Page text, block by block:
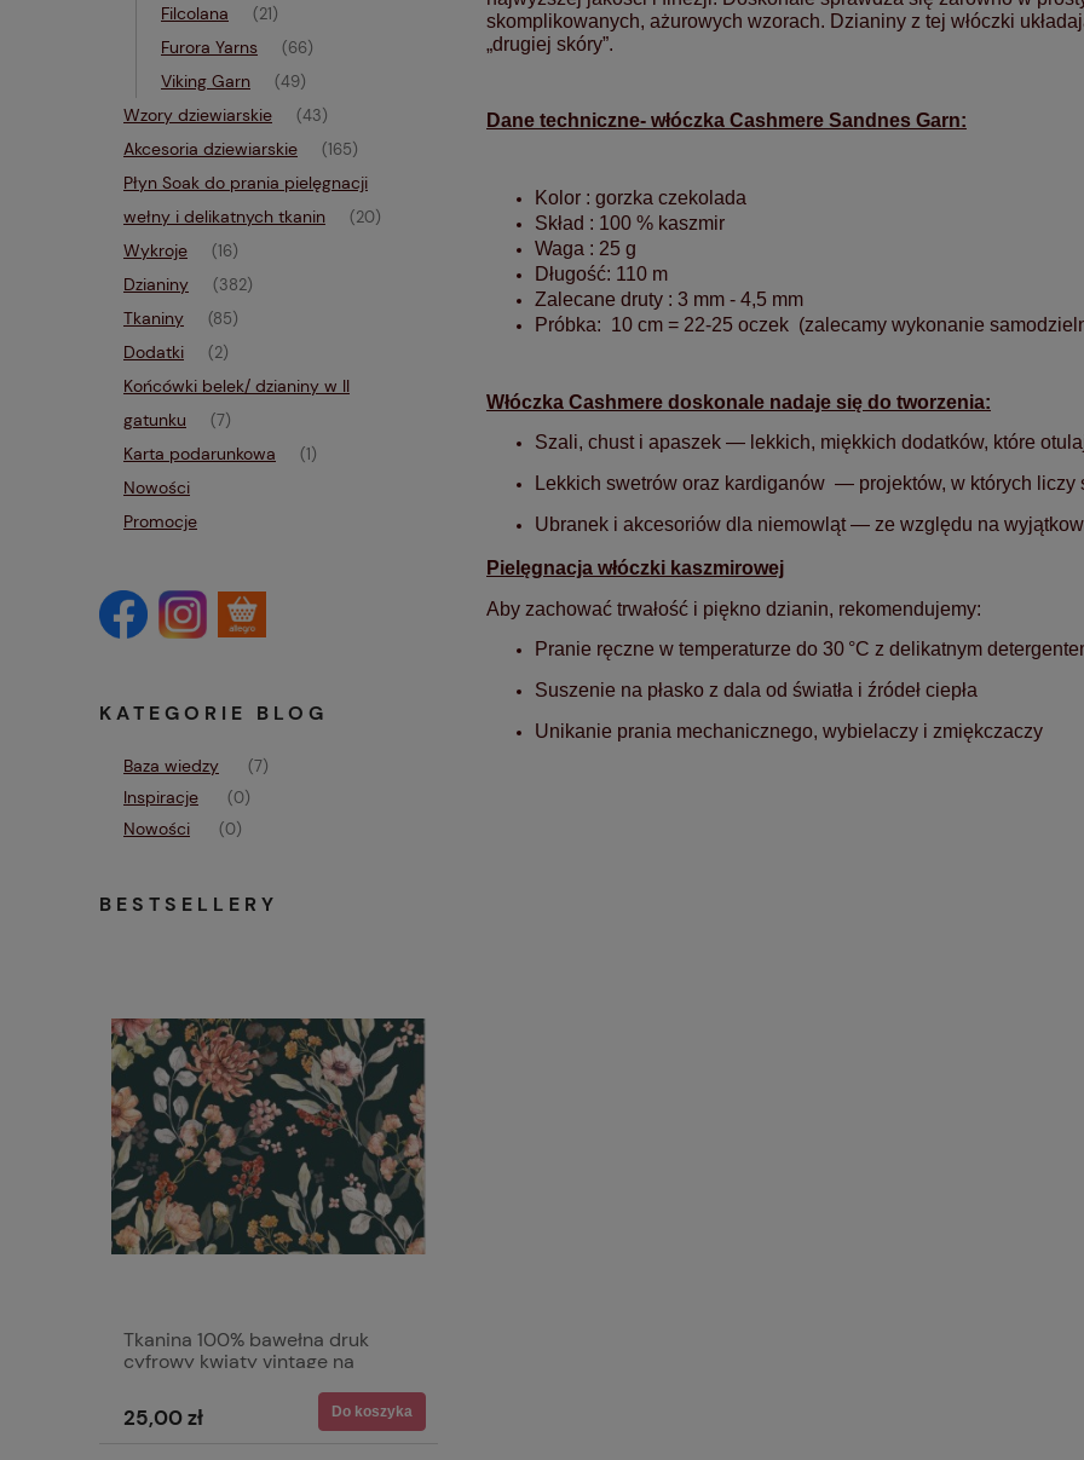
Filcolana (21)
Furora Yarns (66)
Viking Garn (49)
Wzory dziewiarskie (43)
Akcesoria dziewiarskie (165)
Płyn Soak do prania pielęgnacji
wełny i delikatnych tkanin
(20)
Wykroje (16)
Dzianiny (382)
Tkaniny (85)
Dodatki (2)
Końcówki belek/ dzianiny w II
gatunku
(7)
Karta podarunkowa (1)
Nowości
Promocje
KATEGORIE BLOG
Baza wiedzy (7)
Inspiracje (0)
Nowości (0)
BESTSELLERY
Tkanina 100% bawełna druk
cyfrowy kwiaty vintage na
25,00 zł Do koszyka
skomplikowanych, ażurowych wzorach. Dzianiny z tej włóczki
„drugiej skóry”.
Dane techniczne- włóczka Cashmere Sandnes Garn:
Kolor : gorzka czekolada
Skład : 100 % kaszmir
Waga : 25 g
Długość: 110 m
Zalecane druty : 3 mm - 4,5 mm
Próbka: 10 cm = 22-25 oczek (zalecamy wykonanie
Włóczka Cashmere doskonale nadaje się do tworzenia:
Szali, chust i apaszek — lekkich, miękkich dodatków, które
Lekkich swetrów oraz kardiganów — projektów, w których liczy
Ubranek i akcesoriów dla niemowląt — ze względu na
Pielęgnacja włóczki kaszmirowej
Aby zachować trwałość i piękno dzianin, rekomendujemy:
Pranie ręczne w temperaturze do 30 °C z delikatnym
Suszenie na płasko z dala od światła i źródeł ciepła
Unikanie prania mechanicznego, wybielaczy i zmiękczaczy